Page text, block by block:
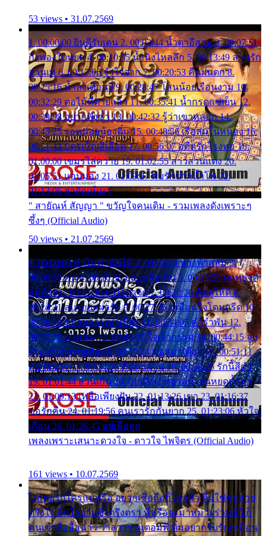
53 views • 31.07.2569
1. 00:00:00 ยินดีรับเดน 2. 00:03:44 น้ำตาอีสาน 3. 00:07:51
กิ่งทองใบหยก 4. 00:10:35 น้ำนิ่งไหลลึก 5. 00:13:49 ลานรัก
ลานเท 6. 00:17:06 จำใจจาก 7. 00:20:53 คืนฝนตก 8.
00:25:16 น้ำลงเดือนยี่ 9. 00:28:47 โสนน้อยเรือนงาม 10.
00:32:29 ตอไม้ที่ตายแล้ว 11. 00:35:41 น้ำกรดแช่เย็น 12.
00:39:08 อยากฟังซ้ำ 13. 00:42:32 รู้ว่าเขาหลอก 14.
00:45:25 รอหน่อยน้องติ๋ม 15. 00:48:56 เรือล่มในหนอง 16.
00:51:43 บัตรเชิญสีเลือด 17. 00:56:07 อดีตรักโรงทอ 18.
01:00:00 เขมรไล่ควาย 19. 01:02:55 สาวสวนแตง 20.
01:05:51 แอบมอง 21. 01:09:27 พบรักปากน้ำโพ 22.
01:13:06 สายัณห์เมา
" สายัณห์ สัญญา " ขวัญใจคนเดิม - รวมเพลงดังเพราะๆ
ซึ้งๆ (Official Audio)
50 views • 21.07.2569
1. 00:00:00 ทำไมทำฉันได้ 2. 00:03:20 นางฟ้าสลัม 3.
00:06:50 คน 4. 00:10:36 บุญเหลือเกิน 5. 00:13:58 ฝนหยาด
สุดท้าย 6. 00:17:30 ยาใจยาจก 7. 00:20:30 คิดดูให้ดี 8.
00:24:21 ลบรอยแผลรัก 9. 00:27:35 เหมือนใจโดนกรีด 10.
00:30:54 ขบวนการเปาเปียว 11. 00:34:05 คำรำพัน 12.
00:37:20 ปาหนัน 13. 00:40:37 ใจเจ้ากรรม 14. 00:44:15 จูบ
ฉันแล้วจงตายเสีย 15. 00:47:24 ขอสูมาเต๊อะ 16. 00:51:11
คนใจมาร 17. 00:54:50 คืนทรมาน 18. 00:58:25 รักนี้สีดำ
19. 01:01:44 ส่วนเกิน 20. 01:05:42 หยาดน้ำฝนหยดน้ำตา
21. 01:09:13 เหลือเพียงฝัน 22. 01:13:26 เขา 23. 01:16:37
ขอรักคืน 24. 01:19:56 คนเรารักกันยาก 25. 01:23:06 หัวใจ
เถื่อน 26. 01:26:45 อยู่เพื่อลูก
เพลงเพราะเสนาะดวงใจ - ดาวใจ ไพจิตร (Official Audio)
161 views • 10.07.2569
ไม่เคยรักใครแน่หรือ อยากเชื่อถือก็ไม่กล้า ติ๋มใช่คนสวย
ตรึงใจ ติ๋มใช่งามซึ้งตรึงตรา พี่หรือจะมาหมายร่วมชีวี ก็
คนเขาลืออื้อฉาว ว่าสาวๆรุมตอมพี่ ติ๋มอยากรับรักเหมือน